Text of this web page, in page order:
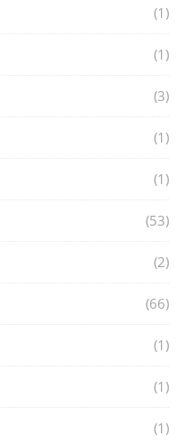
(1)
(1)
(3)
(1)
(1)
(53)
(2)
(66)
(1)
(1)
(1)